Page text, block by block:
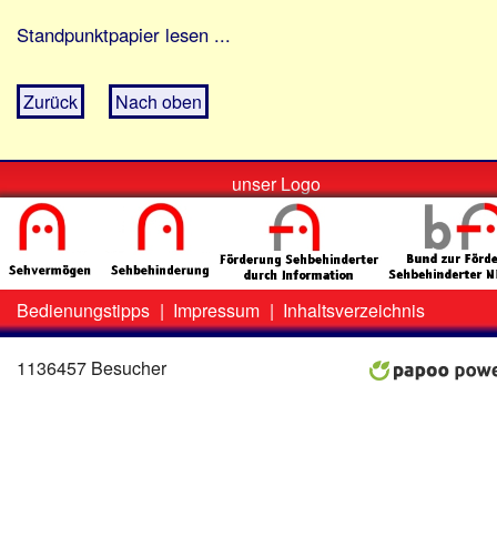
Standpunktpapier lesen ...
Zurück Nach oben
unser Logo
Zweit-
Menü
Bedienungstipps | Impressum | Inhaltsverzeichnis
1136457 Besucher